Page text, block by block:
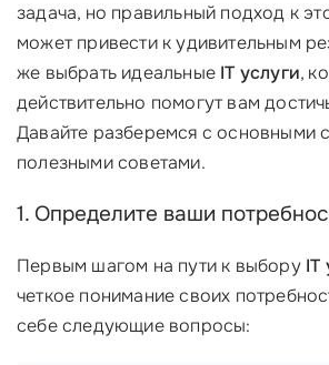
задача, но правильный подход к
может привести к удивительным
же выбрать идеальные IT услуги,
действительно помогут вам
Давайте разберемся с основными
полезными советами.
1. Определите ваши
Первым шагом на пути к выбору IT
четкое понимание своих
себе следующие вопросы: